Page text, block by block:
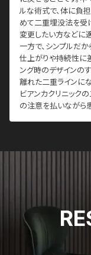
ルな術式で、体に負
めて二重埋没法を受
変更したい方などに
一方で、シンプルだ
仕上がりや持続性に
ング時のデザインの
離れた二重ラインにな
ビアンカクリニック
の注意を払いながら